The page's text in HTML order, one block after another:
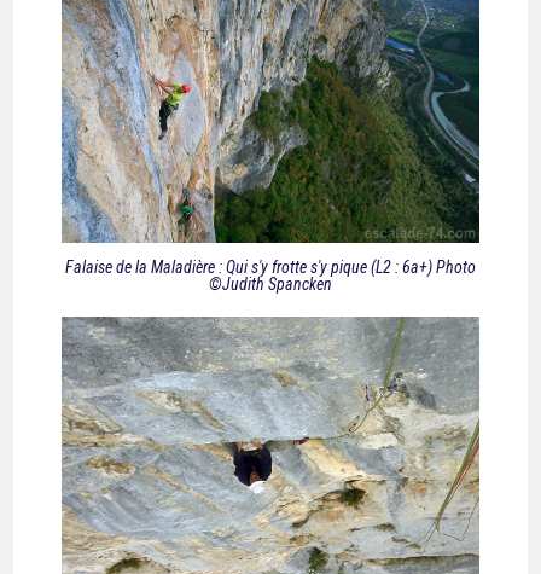
Falaise de la Maladière : Qui s'y frotte s'y pique (L2 : 6a+) Photo
©Judith Spancken